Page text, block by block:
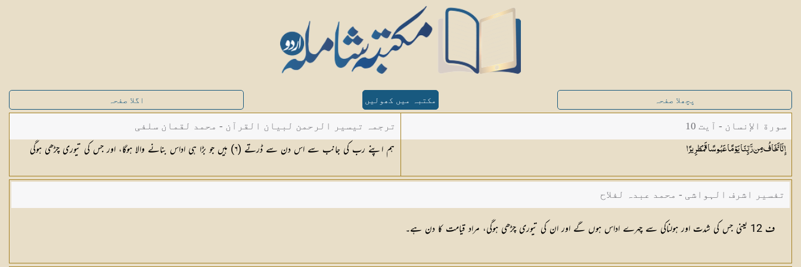
پچھلا صفحہ مکتبہ میں کھولیں اگلا صفحہ
سورة الإنسان - آیت 10
إِنَّا نَخَافُ مِن رَّبِّنَا يَوْمًا عَبُوسًاقَمْطَرِيرًا
ترجمہ تیسیر الرحمن لبیان القرآن - محمد لقمان سلفی
ہم اپنے رب کی جانب سے اس دن سے ڈرتے (٦) ہیں جو بڑا ہی اداس بنانے والا ہوگا، اور جس کی تیوری چڑھی ہوگی
تفسیر اشرف الہواشی - محمد عبدہ لفلاح
ف 12 یعنی جس کی شدت اور ہولناکی سے چہرے اداس ہوں گے اور ان کی تیوری چڑھی ہوگی، مراد قیامت کا دن ہے۔